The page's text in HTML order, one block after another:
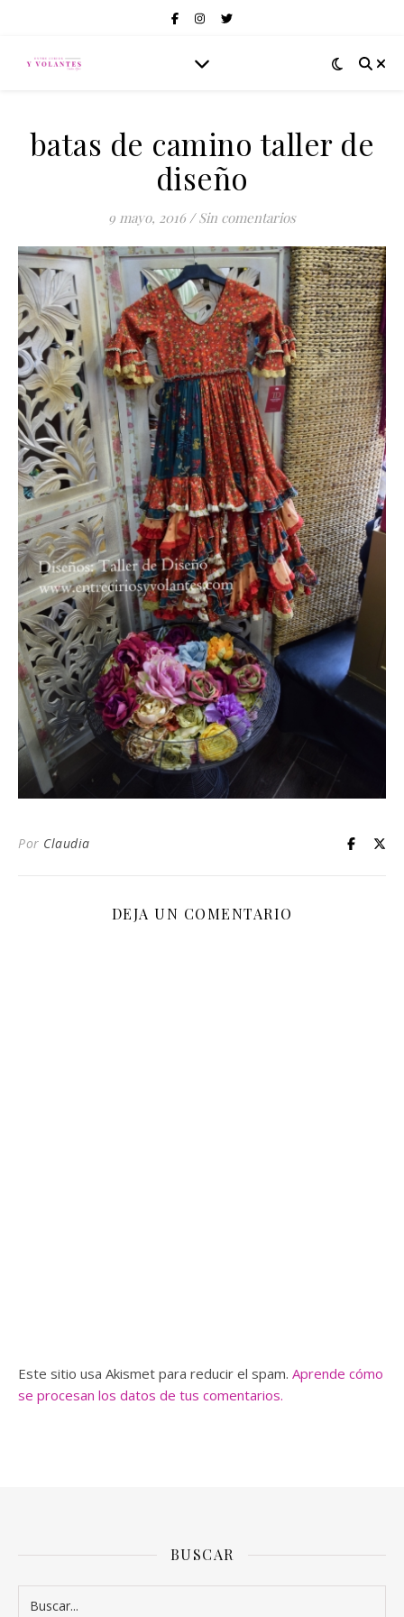
batas de camino taller de
diseño
9 mayo, 2016 / Sin comentarios
Por Claudia
DEJA UN COMENTARIO
Este sitio usa Akismet para reducir el spam. Aprende cómo
se procesan los datos de tus comentarios.
BUSCAR